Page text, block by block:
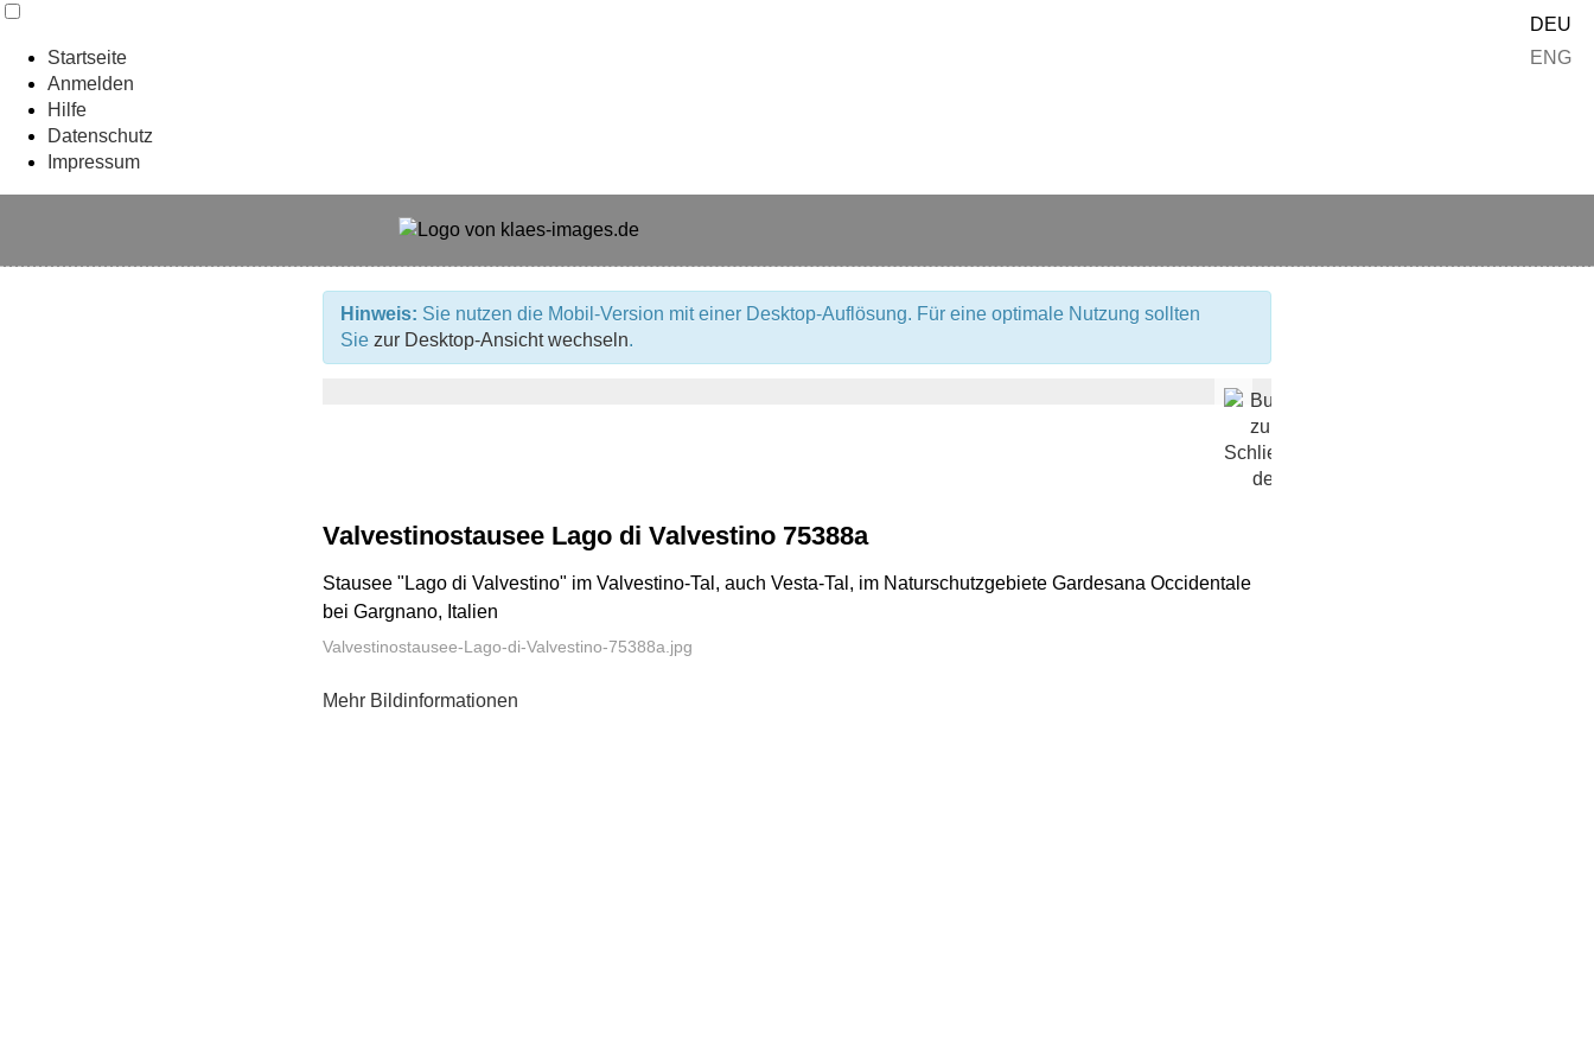
Startseite
Anmelden
Hilfe
Datenschutz
Impressum
DEU
ENG
Hinweis: Sie nutzen die Mobil-Version mit einer Desktop-Auflösung. Für eine optimale Nutzung sollten
Sie zur Desktop-Ansicht wechseln.
Valvestinostausee Lago di Valvestino 75388a
Stausee "Lago di Valvestino" im Valvestino-Tal, auch Vesta-Tal, im Naturschutzgebiete Gardesana Occidentale
bei Gargnano, Italien
Valvestinostausee-Lago-di-Valvestino-75388a.jpg
Mehr Bildinformationen